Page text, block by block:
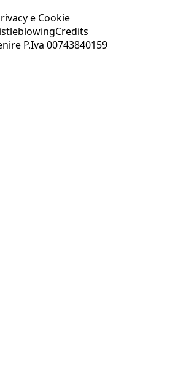
e Cookie
Credits
P.Iva 00743840159